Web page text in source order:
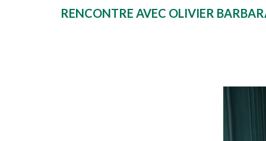
RENCONTRE AVEC OLIVIER